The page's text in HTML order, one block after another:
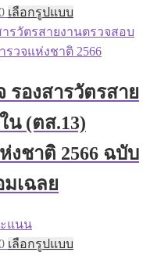
Price
range:
฿395.00
through
เลือกรูปแบบ
product
has
multiple
options
be
chosen
on
the
รองสารวัตรสาย
น (ตส.13)
งชาติ 2566 ฉบับ
เฉลย
ะแนน
Price
range:
เลือกรูปแบบ
product